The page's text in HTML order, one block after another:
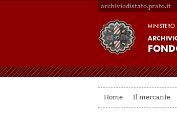
archiviodistato.prato.it
Home Il mercante